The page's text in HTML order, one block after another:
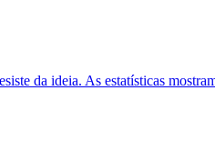
da ideia. As estatísticas